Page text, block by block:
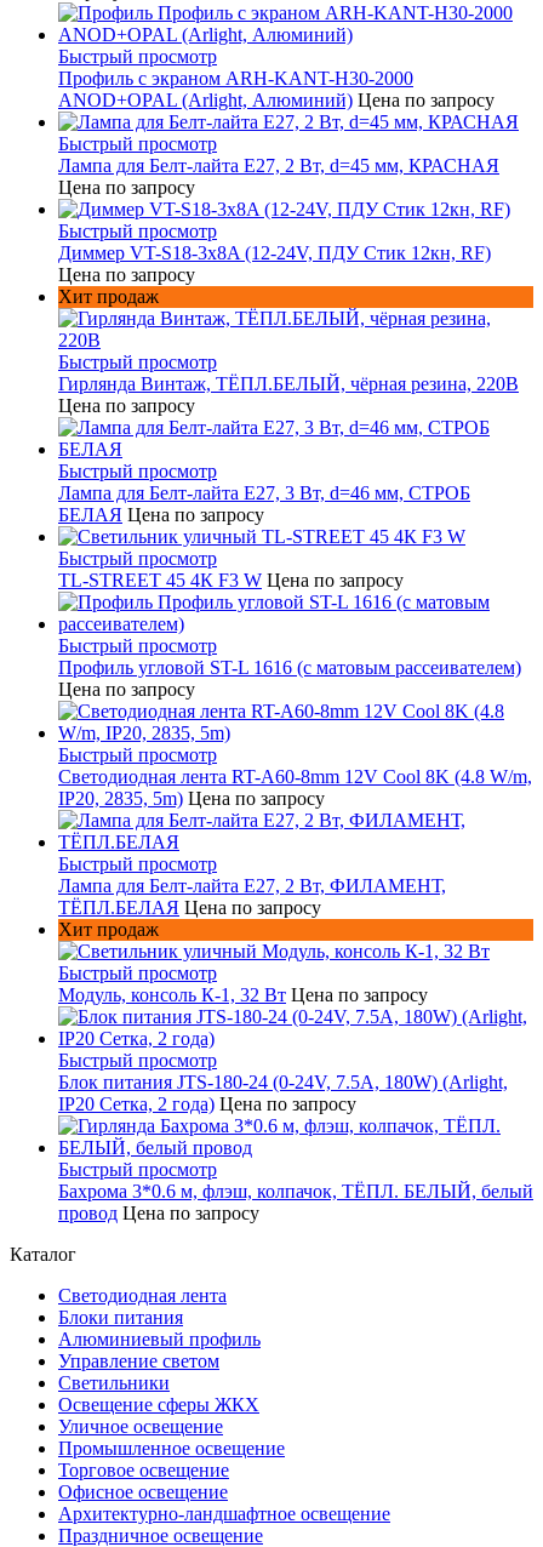
Быстрый просмотр
Профиль с экраном ARH-KANT-H30-2000
ANOD+OPAL (Arlight, Алюминий) Цена по запросу
Быстрый просмотр
Лампа для Белт-лайта Е27, 2 Вт, d=45 мм, КРАСНАЯ
Цена по запросу
Быстрый просмотр
Диммер VT-S18-3x8A (12-24V, ПДУ Стик 12кн, RF)
Цена по запросу
Хит продаж
Быстрый просмотр
Гирлянда Винтаж, ТЁПЛ.БЕЛЫЙ, чёрная резина, 220В
Цена по запросу
Быстрый просмотр
Лампа для Белт-лайта Е27, 3 Вт, d=46 мм, СТРОБ
БЕЛАЯ Цена по запросу
Быстрый просмотр
TL-STREET 45 4К F3 W Цена по запросу
Быстрый просмотр
Профиль угловой ST-L 1616 (с матовым рассеивателем)
Цена по запросу
Быстрый просмотр
Светодиодная лента RT-A60-8mm 12V Cool 8K (4.8 W/m,
IP20, 2835, 5m) Цена по запросу
Быстрый просмотр
Лампа для Белт-лайта Е27, 2 Вт, ФИЛАМЕНТ,
ТЁПЛ.БЕЛАЯ Цена по запросу
Хит продаж
Быстрый просмотр
Модуль, консоль К-1, 32 Вт Цена по запросу
Быстрый просмотр
Блок питания JTS-180-24 (0-24V, 7.5A, 180W) (Arlight,
IP20 Сетка, 2 года) Цена по запросу
Быстрый просмотр
Бахрома 3*0.6 м, флэш, колпачок, ТЁПЛ. БЕЛЫЙ, белый
провод Цена по запросу
Каталог
Светодиодная лента
Блоки питания
Алюминиевый профиль
Управление светом
Светильники
Освещение сферы ЖКХ
Уличное освещение
Промышленное освещение
Торговое освещение
Офисное освещение
Архитектурно-ландшафтное освещение
Праздничное освещение